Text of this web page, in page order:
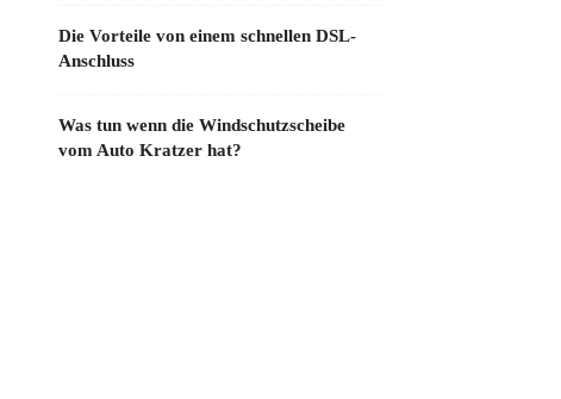
Die Vorteile von einem schnellen DSL-
Anschluss
Was tun wenn die Windschutzscheibe
vom Auto Kratzer hat?